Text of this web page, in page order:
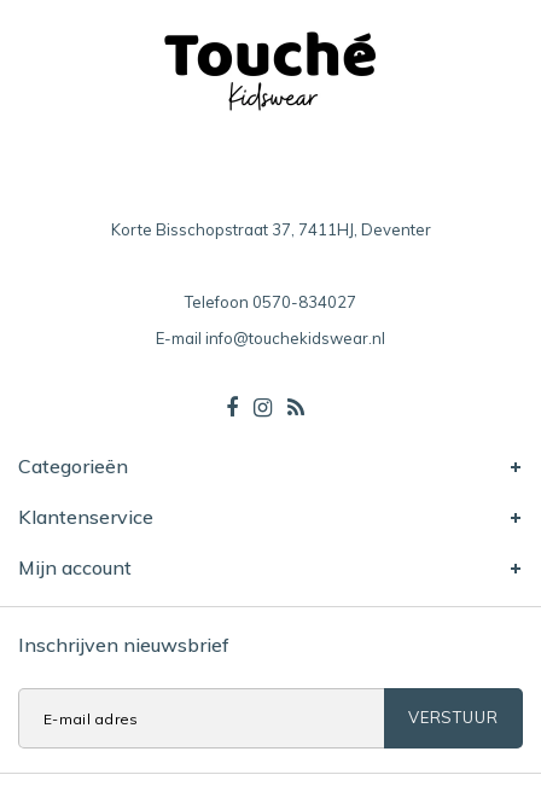
Korte Bisschopstraat 37, 7411HJ, Deventer
Telefoon 0570-834027
E-mail info@touchekidswear.nl
Categorieën
Klantenservice
Mijn account
Inschrijven nieuwsbrief
VERSTUUR